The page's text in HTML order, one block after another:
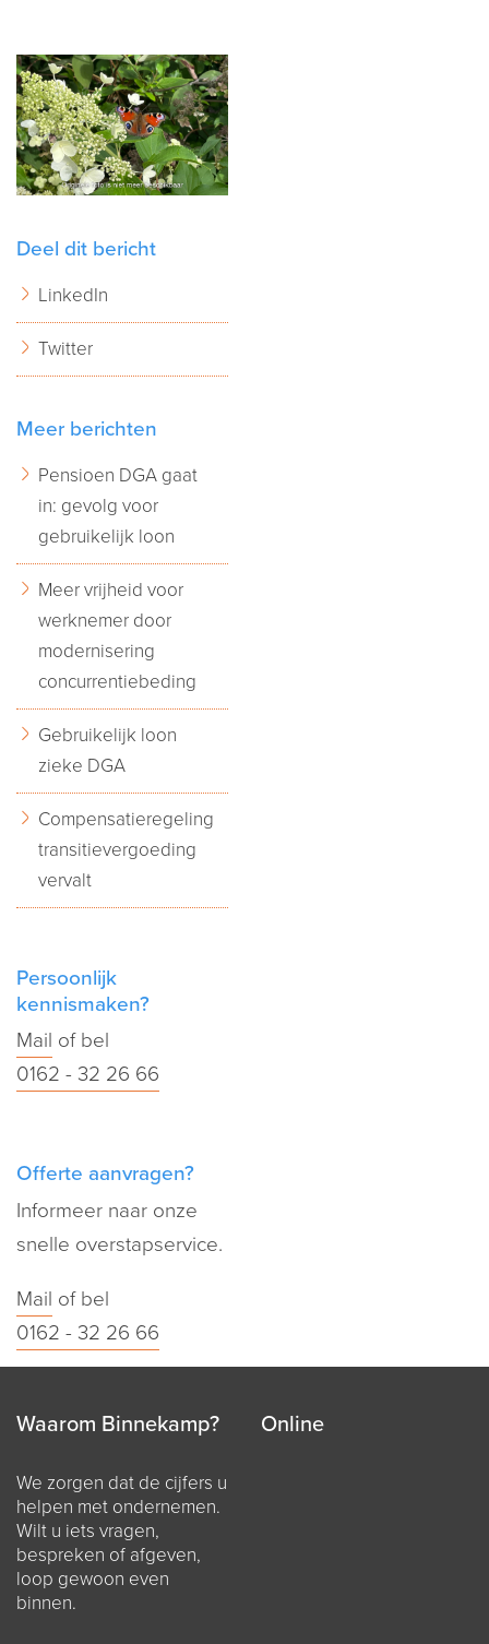
Deel dit bericht
LinkedIn
Twitter
Meer berichten
Pensioen DGA gaat
in: gevolg voor
gebruikelijk loon
Meer vrijheid voor
werknemer door
modernisering
concurrentiebeding
Gebruikelijk loon
zieke DGA
Compensatieregeling
transitievergoeding
vervalt
Persoonlijk
kennismaken?
Mail of bel
0162 - 32 26 66
Offerte aanvragen?
Informeer naar onze
snelle overstapservice.
Mail of bel
0162 - 32 26 66
Waarom Binnekamp?
We zorgen dat de cijfers u
helpen met ondernemen.
Wilt u iets vragen,
bespreken of afgeven,
loop gewoon even
binnen.
Online